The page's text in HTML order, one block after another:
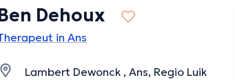
Dehoux
in Ans
Lambert Dewonck , Ans, Regio Luik